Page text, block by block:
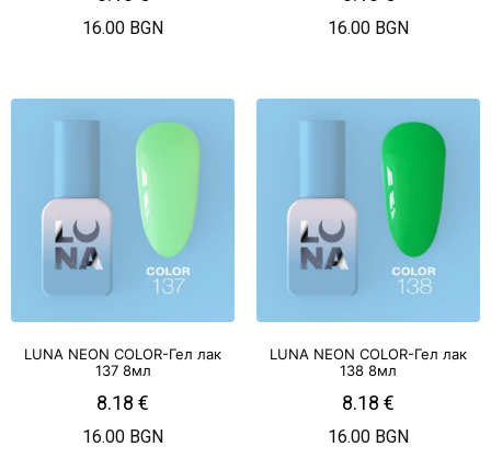
16.00 BGN 16.00 BGN
LUNA NEON COLOR-Гел лак
137 8мл
8.18 €
16.00 BGN
LUNA NEON COLOR-Гел лак
138 8мл
8.18 €
16.00 BGN